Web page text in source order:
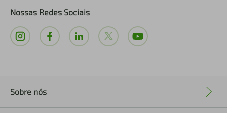
Nossas Redes Sociais
Sobre nós